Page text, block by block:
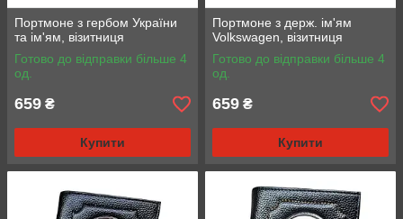
Портмоне з гербом України
та ім'ям, візитниця
Готово до відправки більше 4
од.
659 ₴
Купити
Портмоне з держ. ім'ям
Volkswagen, візитниця
Готово до відправки більше 4
од.
659 ₴
Купити